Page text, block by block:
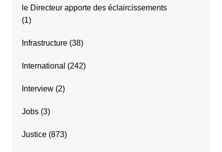
le Directeur apporte des éclaircissements
(1)
Infrastructure(38)
International (242)
Interview(2)
Jobs(3)
Justice(873)